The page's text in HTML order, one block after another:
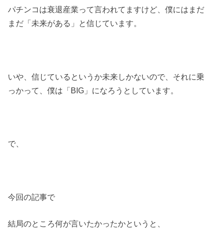
パチンコは衰退産業って言われてますけど、僕にはまだ
まだ「未来がある」と信じています。
いや、信じているというか未来しかないので、それに乗
っかって、僕は「BIG」になろうとしています。
で、
今回の記事で
結局のところ何が言いたかったかというと、